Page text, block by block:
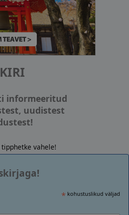
informeeritud
uudistest
vahele!
*kohustuslikud väljad